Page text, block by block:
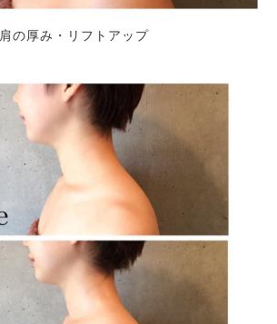
肩の厚み・リフトアップ